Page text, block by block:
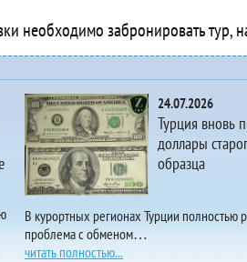
Beach Hotel
Nehir Butik Otel
Beach Hotel
Kleopatra Hotel & Apart
& Spa Hotel
Deluxe Resort & Spa
необходимо забронировать тур,
24.07.2026
Турция вновь
доллары
образца
В курортных регионах Турции полностью
проблема с обменом…
читать полностью...